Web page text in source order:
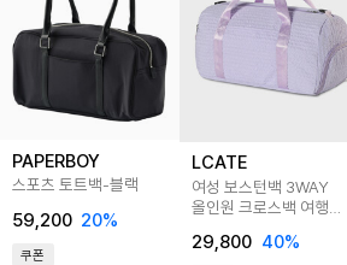
PAPERBOY
스포츠 토트백-블랙
59,200 20%
쿠폰
LCATE
여성 보스턴백 3WAY
올인원 크로스백 여행
29,800 40%